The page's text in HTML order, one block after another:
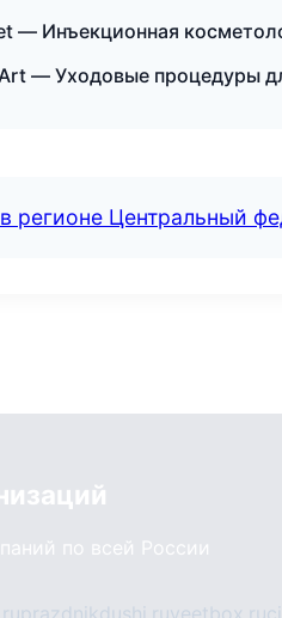
— Инъекционная
— Уходовые процедуры
регионе Центральный
по всей России
prazdnikdushi.ruveetbox.ru